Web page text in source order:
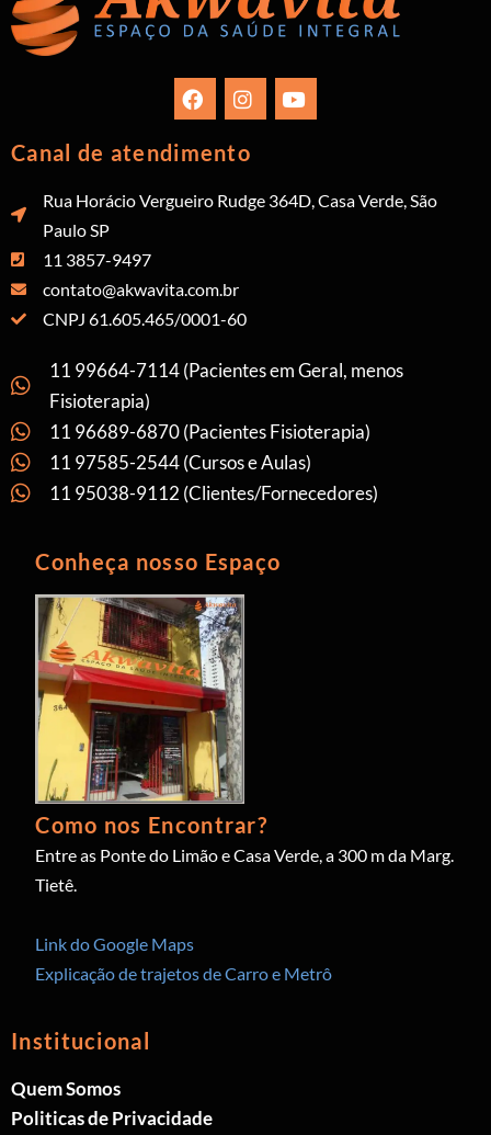
Canal de atendimento
Rua Horácio Vergueiro Rudge 364D, Casa Verde, São
Paulo SP
11 3857-9497
contato@akwavita.com.br
CNPJ 61.605.465/0001-60
11 99664-7114 (Pacientes em Geral, menos
Fisioterapia)
11 96689-6870 (Pacientes Fisioterapia)
11 97585-2544 (Cursos e Aulas)
11 95038-9112 (Clientes/Fornecedores)
Conheça nosso Espaço
Como nos Encontrar?
Entre as Ponte do Limão e Casa Verde, a 300 m da Marg.
Tietê.
Link do Google Maps
Explicação de trajetos de Carro e Metrô
Institucional
Quem Somos
Politicas de Privacidade